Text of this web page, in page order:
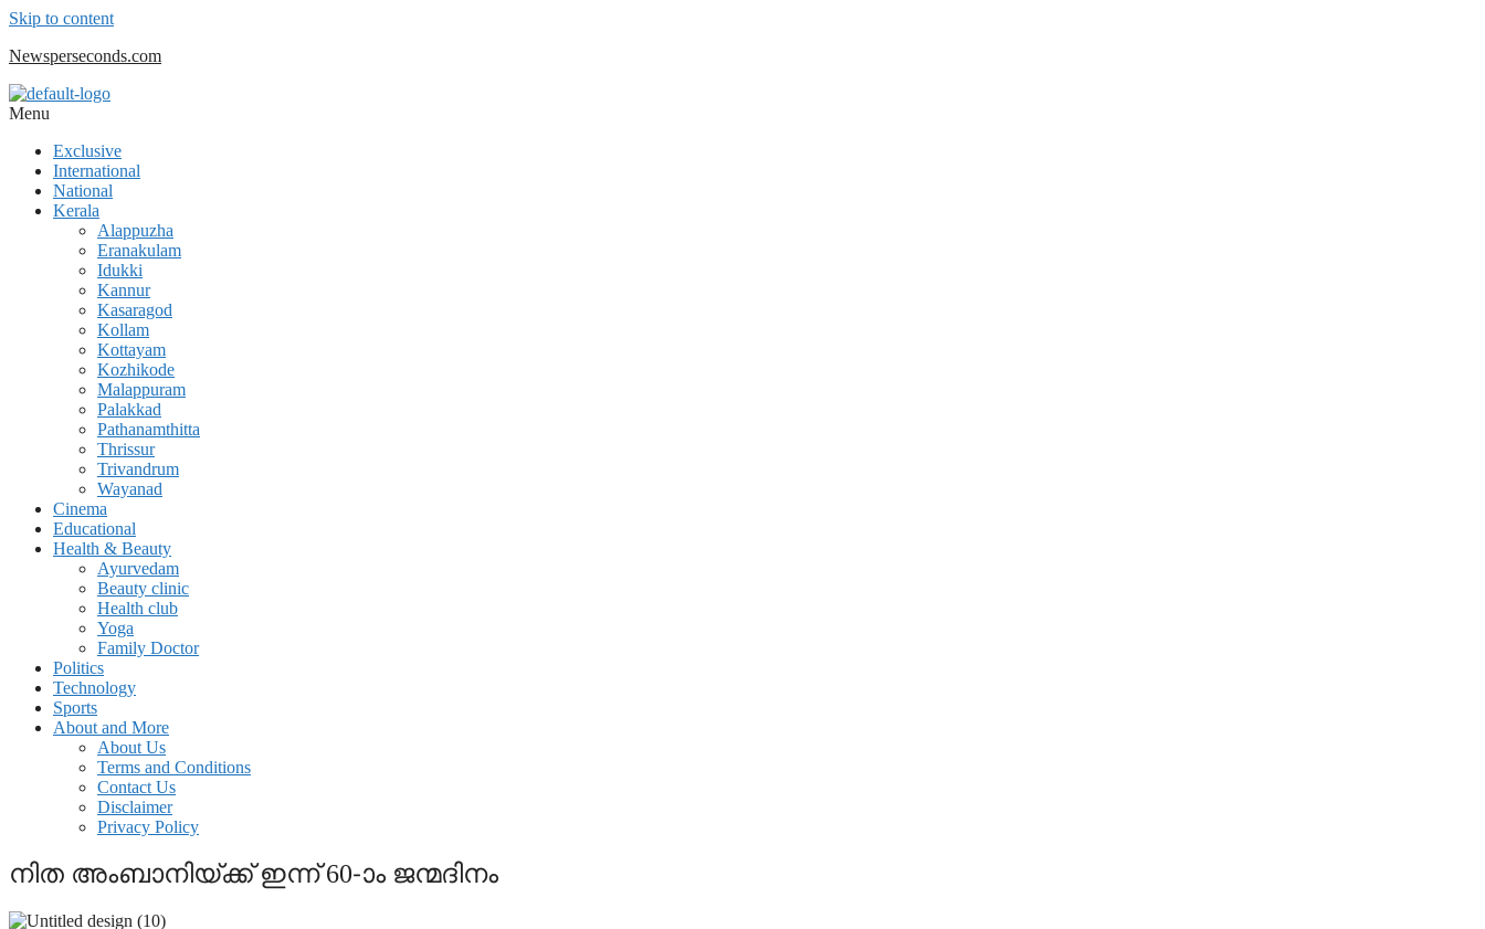
Skip to content
Newsperseconds.com
Menu
Exclusive
International
National
Kerala
Alappuzha
Eranakulam
Idukki
Kannur
Kasaragod
Kollam
Kottayam
Kozhikode
Malappuram
Palakkad
Pathanamthitta
Thrissur
Trivandrum
Wayanad
Cinema
Educational
Health & Beauty
Ayurvedam
Beauty clinic
Health club
Yoga
Family Doctor
Politics
Technology
Sports
About and More
About Us
Terms and Conditions
Contact Us
Disclaimer
Privacy Policy
നിത അംബാനിയ്ക്ക് ഇന്ന് 60-‍ാം ജന്മദിനം